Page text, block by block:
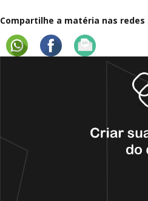
Compartilhe a matéria nas redes